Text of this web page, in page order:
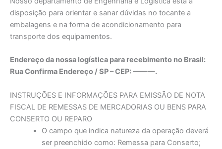
disposição para orientar e sanar dúvidas no tocante a
embalagens e na forma de acondicionamento para
transporte dos equipamentos.
Endereço da nossa logística para recebimento no Brasil:
Rua Confirma Endereço / SP – CEP: ———.
INSTRUÇÕES E INFORMAÇÕES PARA EMISSÃO DE NOTA
FISCAL DE REMESSAS DE MERCADORIAS OU BENS PARA
CONSERTO OU REPARO
O campo que indica natureza da operação deverá
ser preenchido como: Remessa para Conserto;